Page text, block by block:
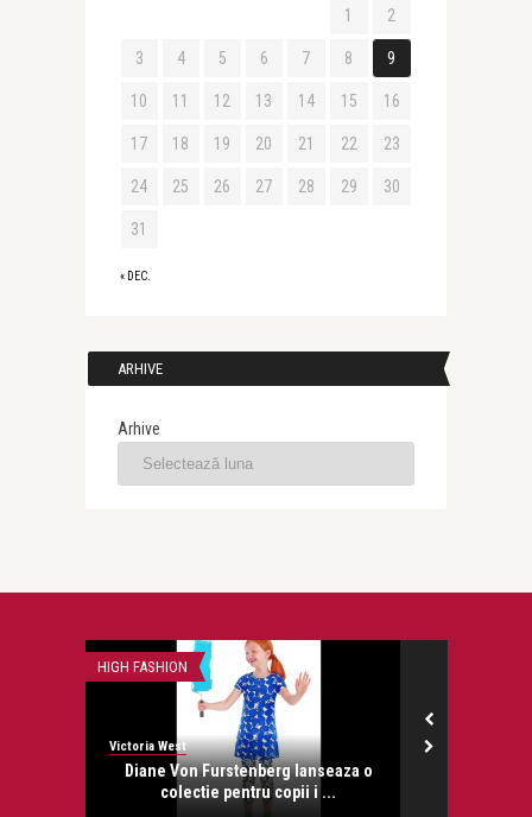
« DEC.
1 2
3 4 5 6 7 8 9
10 11 12 13 14 15 16
17 18 19 20 21 22 23
24 25 26 27 28 29 30
31
ARHIVE
Arhive
HIGH FASHION
Victoria West
Diane Von Furstenberg lanseaza o
colectie pentru copii i ...